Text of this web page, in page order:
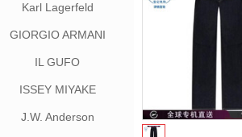
Karl Lagerfeld
GIORGIO ARMANI
IL GUFO
ISSEY MIYAKE
J.W. Anderson